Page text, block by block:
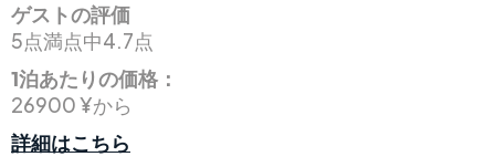
ゲストの評価
5点満点中4.7点
1泊あたりの価格：
26900 ¥から
詳細はこちら